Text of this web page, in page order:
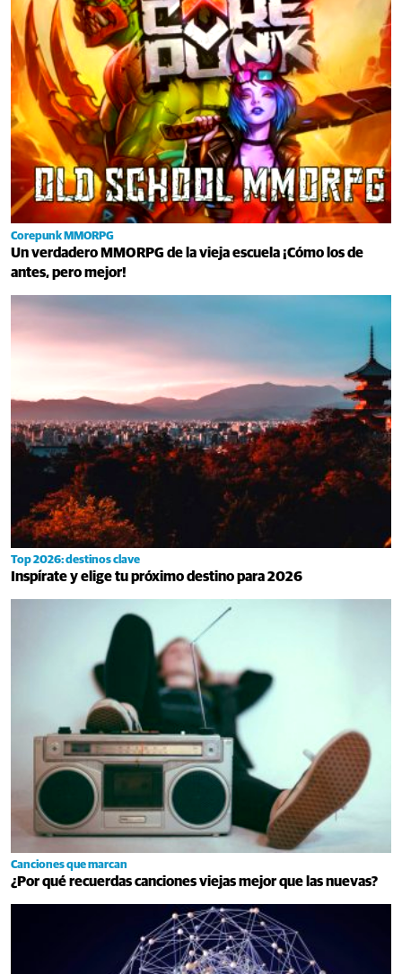
Corepunk MMORPG
Un verdadero MMORPG de la vieja escuela ¡Cómo los de
antes, pero mejor!
Top 2026: destinos clave
Inspírate y elige tu próximo destino para 2026
Canciones que marcan
¿Por qué recuerdas canciones viejas mejor que las nuevas?